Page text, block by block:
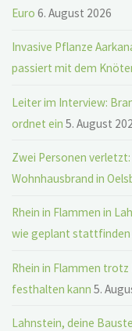
Euro 6. August 2026
Invasive Pflanze
passiert mit dem
Leiter im Interview:
ordnet ein 5. August
Zwei Personen
Wohnhausbrand in
Rhein in Flammen in
wie geplant stattfinden
Rhein in Flammen
festhalten kann 5.
Lahnstein, deine